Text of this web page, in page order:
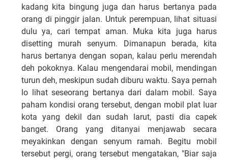
kadang kita bingung juga dan harus bertanya pada
orang di pinggir jalan. Untuk perempuan, lihat situasi
dulu ya, cari tempat aman. Muka kita juga harus
disetting murah senyum. Dimanapun berada, kita
harus bertanya dengan sopan, kalau perlu merendah
deh pokoknya. Kalau mengendarai mobil, mendingan
turun deh, meskipun sudah diburu waktu. Saya pernah
lo lihat seseorang bertanya dari dalam mobil. Saya
paham kondisi orang tersebut, dengan mobil plat luar
kota yang dekil dan sudah larut, pasti dia capek
banget. Orang yang ditanyai menjawab secara
meyakinkan dengan senyum ramah. Begitu mobil
tersebut pergi, orang tersebut mengatakan, "Biar saja